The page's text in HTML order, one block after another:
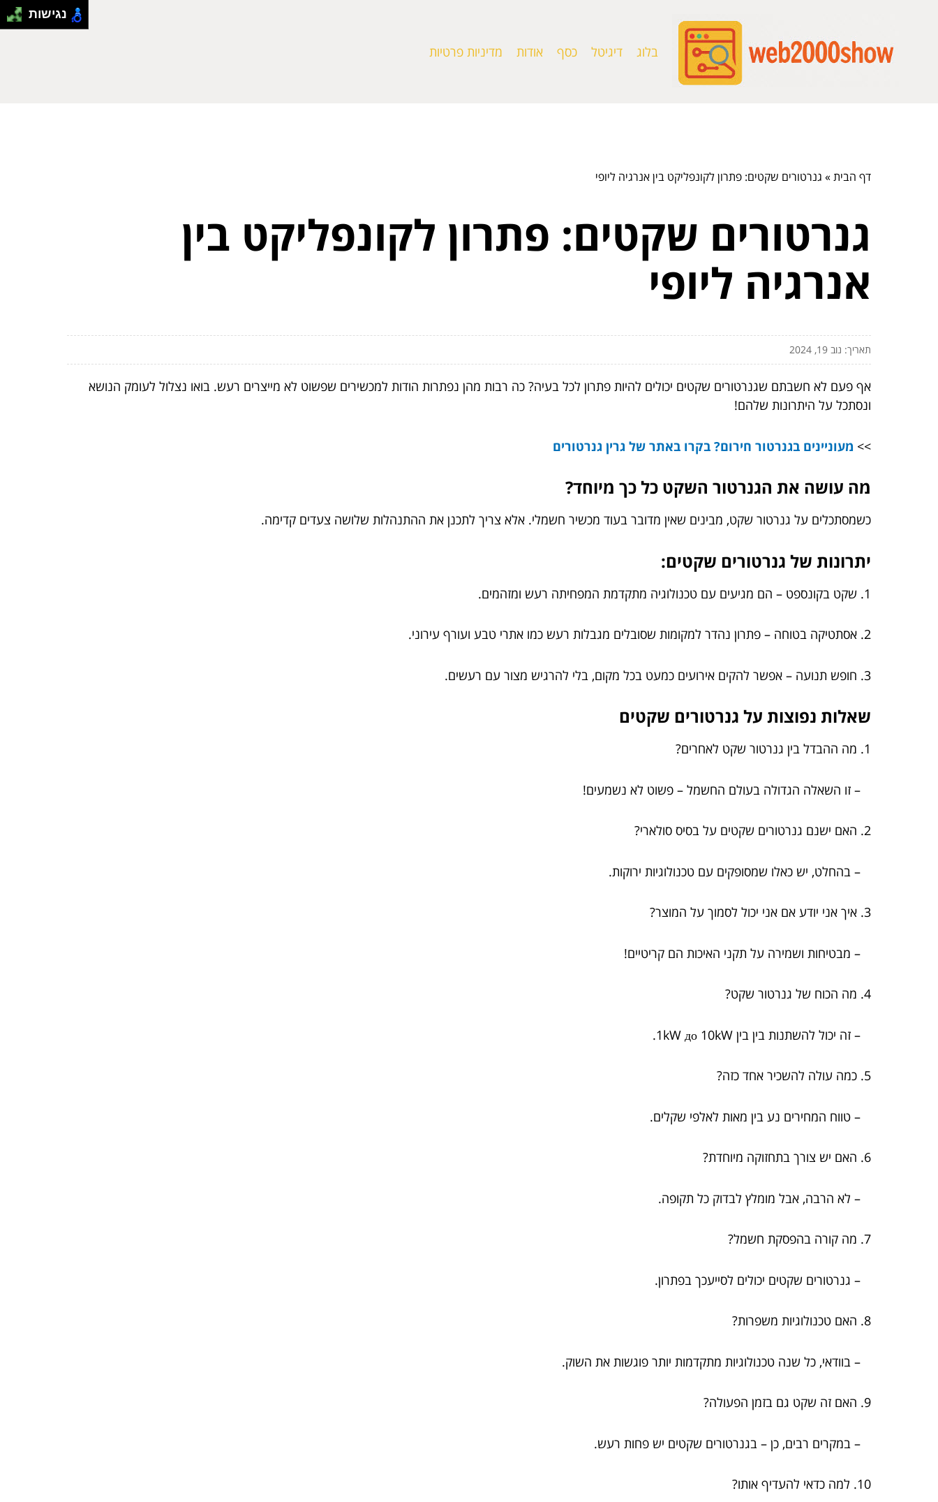
בלוג דיגיטל כסף אודות מדיניות פרטיות
דף הבית» גנרטורים שקטים: פתרון לקונפליקט בין אנרגיה ליופי
גנרטורים שקטים: פתרון לקונפליקט בין
אנרגיה ליופי
תאריך: נוב 19, 2024
אף פעם לא חשבתם שגנרטורים שקטים יכולים להיות פתרון לכל בעיה? כה רבות מהן נפתרות הודות למכשירים שפשוט לא מייצרים רעש. בואו נצלול לעומק הנושא
ונסתכל על היתרונות שלהם!
>> מעוניינים בגנרטור חירום? בקרו באתר של גרין גנרטורים
מה עושה את הגנרטור השקט כל כך מיוחד?
כשמסתכלים על גנרטור שקט, מבינים שאין מדובר בעוד מכשיר חשמלי. אלא צריך לתכנן את ההתנהלות שלושה צעדים קדימה.
יתרונות של גנרטורים שקטים:
1. שקט בקונספט – הם מגיעים עם טכנולוגיה מתקדמת המפחיתה רעש ומזהמים.
2. אסתטיקה בטוחה – פתרון נהדר למקומות שסובלים מגבלות רעש כמו אתרי טבע ועורף עירוני.
3. חופש תנועה – אפשר להקים אירועים כמעט בכל מקום, בלי להרגיש מצור עם רעשים.
שאלות נפוצות על גנרטורים שקטים
1. מה ההבדל בין גנרטור שקט לאחרים?
– זו השאלה הגדולה בעולם החשמל – פשוט לא נשמעים!
2. האם ישנם גנרטורים שקטים על בסיס סולארי?
– בהחלט, יש כאלו שמסופקים עם טכנולוגיות ירוקות.
3. איך אני יודע אם אני יכול לסמוך על המוצר?
– מבטיחות ושמירה על תקני האיכות הם קריטיים!
4. מה הכוח של גנרטור שקט?
– זה יכול להשתנות בין בין 1kW до 10kW.
5. כמה עולה להשכיר אחד כזה?
– טווח המחירים נע בין מאות לאלפי שקלים.
6. האם יש צורך בתחזוקה מיוחדת?
– לא הרבה, אבל מומלץ לבדוק כל תקופה.
7. מה קורה בהפסקת חשמל?
– גנרטורים שקטים יכולים לסייעכך בפתרון.
8. האם טכנולוגיות משפרות?
– בוודאי, כל שנה טכנולוגיות מתקדמות יותר פוגשות את השוק.
9. האם זה שקט גם בזמן הפעולה?
– במקרים רבים, כן – בגנרטורים שקטים יש פחות רעש.
10. למה כדאי להעדיף אותו?
נגישות